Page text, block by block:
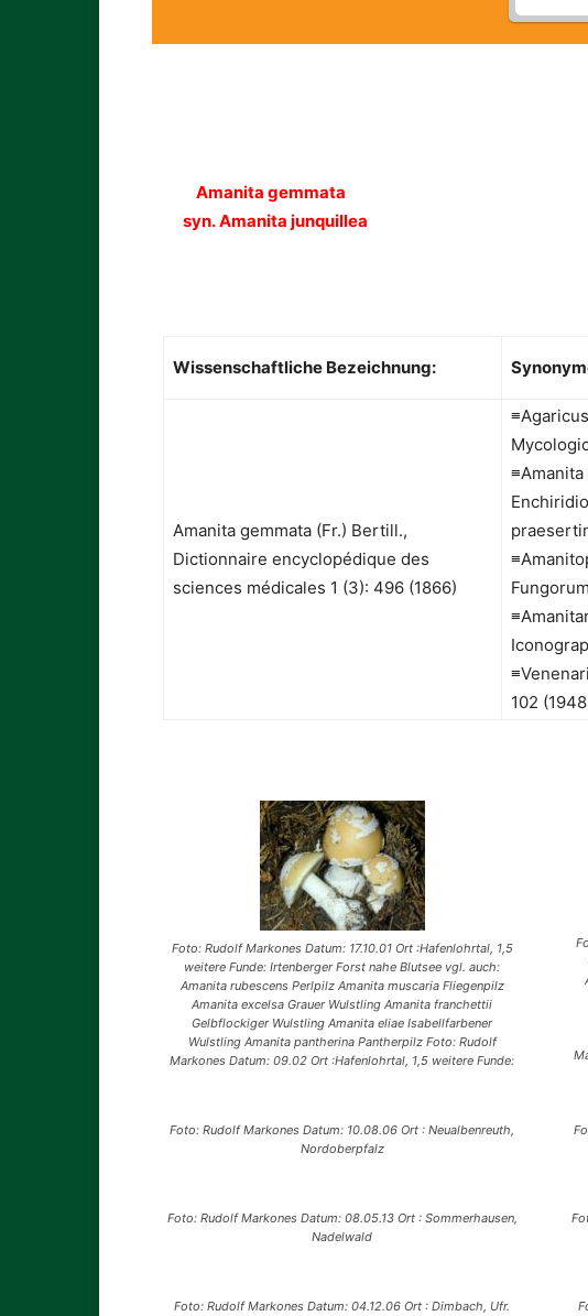
Amanita gemmata
syn. Amanita junquillea
Wissenschaftliche Bezeichnung:
Amanita gemmata (Fr.) Bertill.,
Dictionnaire encyclopédique des
sciences médicales 1 (3): 496 (1866)
≡Amanita
102
Foto: Rudolf Markones Datum: 17.10.01 Ort :Hafenlohrtal, 1,5
weitere Funde: Irtenberger Forst nahe Blutsee vgl. auch:
Amanita rubescens Perlpilz Amanita muscaria Fliegenpilz
Amanita excelsa Grauer Wulstling Amanita franchettii
Gelbflockiger Wulstling Amanita eliae Isabellfarbener
Wulstling Amanita pantherina Pantherpilz Foto: Rudolf
Markones Datum: 09.02 Ort :Hafenlohrtal, 1,5 weitere Funde:
Foto: Rudolf Markones Datum: 10.08.06 Ort : Neualbenreuth,
Nordoberpfalz
Foto: Rudolf Markones Datum: 08.05.13 Ort : Sommerhausen,
Nadelwald
Foto: Rudolf Markones Datum: 04.12.06 Ort : Dimbach, Ufr.